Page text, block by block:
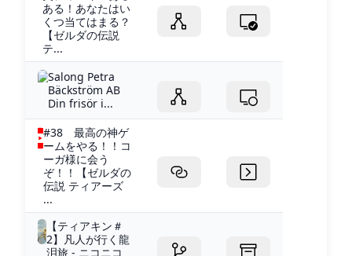
ある！あなたはい
くつ当てはまる？
【ゼルダの伝説
テ...
Salong Petra
Bäckström AB
Din frisör i...
#38 最高の神ゲ
ームをやる！！コ
ーガ様に会う
ぞ！！【ゼルダの
伝説 ティアーズ
...
【ティアキン＃
2】凡人が行く龍
泪旅 - ニコニコ